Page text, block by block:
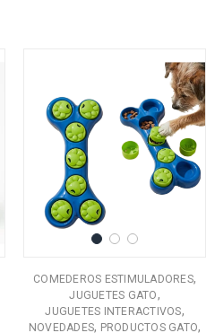
COMEDEROS ESTIMULADORES,
JUGUETES GATO,
JUGUETES INTERACTIVOS,
NOVEDADES, PRODUCTOS GATO,